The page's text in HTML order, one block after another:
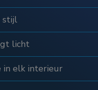
stijl
licht
in elk interieur